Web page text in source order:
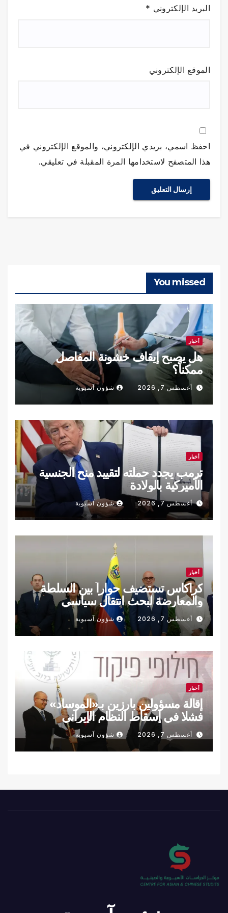
البريد الإلكتروني *
الموقع الإلكتروني
احفظ اسمي، بريدي الإلكتروني، والموقع الإلكتروني في
هذا المتصفح لاستخدامها المرة المقبلة في تعليقي.
You missed
أخبار
هل يصبح إيقاف خشونة المفاصل
ممكناً؟
أغسطس 7, 2026 شؤون آسيوية
أخبار
ترمب يجدد حملته لتقييد منح الجنسية
الأميركية بالولادة
أغسطس 7, 2026 شؤون آسيوية
أخبار
كراكاس تستضيف حواراً بين السلطة
والمعارضة لبحث انتقال سياسي
أغسطس 7, 2026 شؤون آسيوية
أخبار
إقالة مسؤولين بارزين بـ«الموساد»
فشلا في إسقاط النظام الإيراني
أغسطس 7, 2026 شؤون آسيوية